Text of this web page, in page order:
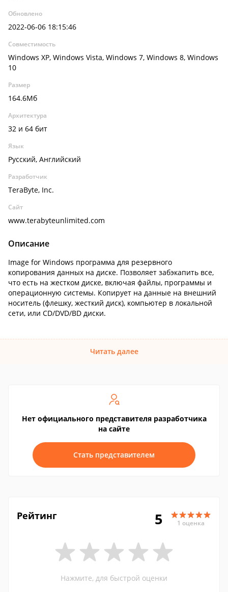
Обновлено
2022-06-06 18:15:46
Совместимость
Windows XP, Windows Vista, Windows 7, Windows 8, Windows
10
Размер
164.6Мб
Архитектура
32 и 64 бит
Язык
Русский, Английский
Разработчик
TeraByte, Inc.
Сайт
www.terabyteunlimited.com
Описание
Image for Windows программа для резервного
копирования данных на диске. Позволяет забэкапить все,
что есть на жестком диске, включая файлы, программы и
операционную системы. Копирует на данные на внешний
носитель (флешку, жесткий диск), компьютер в локальной
сети, или CD/DVD/BD диски.
Читать далее
Нет официального представителя разработчика
на сайте
Стать представителем
Рейтинг 5 1 оценка
Нажмите, для быстрой оценки